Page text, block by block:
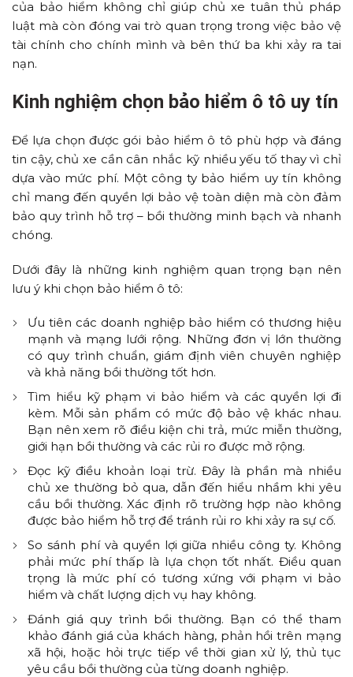
của bảo hiểm không chỉ giúp chủ xe tuân thủ pháp
luật mà còn đóng vai trò quan trọng trong việc bảo vệ
tài chính cho chính mình và bên thứ ba khi xảy ra tai
nạn.
Kinh nghiệm chọn bảo hiểm ô tô uy tín
Để lựa chọn được gói bảo hiểm ô tô phù hợp và đáng
tin cậy, chủ xe cần cân nhắc kỹ nhiều yếu tố thay vì chỉ
dựa vào mức phí. Một công ty bảo hiểm uy tín không
chỉ mang đến quyền lợi bảo vệ toàn diện mà còn đảm
bảo quy trình hỗ trợ – bồi thường minh bạch và nhanh
chóng.
Dưới đây là những kinh nghiệm quan trọng bạn nên
lưu ý khi chọn bảo hiểm ô tô:
Ưu tiên các doanh nghiệp bảo hiểm có thương hiệu
mạnh và mạng lưới rộng. Những đơn vị lớn thường
có quy trình chuẩn, giám định viên chuyên nghiệp
và khả năng bồi thường tốt hơn.
Tìm hiểu kỹ phạm vi bảo hiểm và các quyền lợi đi
kèm. Mỗi sản phẩm có mức độ bảo vệ khác nhau.
Bạn nên xem rõ điều kiện chi trả, mức miễn thường,
giới hạn bồi thường và các rủi ro được mở rộng.
Đọc kỹ điều khoản loại trừ. Đây là phần mà nhiều
chủ xe thường bỏ qua, dẫn đến hiểu nhầm khi yêu
cầu bồi thường. Xác định rõ trường hợp nào không
được bảo hiểm hỗ trợ để tránh rủi ro khi xảy ra sự cố.
So sánh phí và quyền lợi giữa nhiều công ty. Không
phải mức phí thấp là lựa chọn tốt nhất. Điều quan
trọng là mức phí có tương xứng với phạm vi bảo
hiểm và chất lượng dịch vụ hay không.
Đánh giá quy trình bồi thường. Bạn có thể tham
khảo đánh giá của khách hàng, phản hồi trên mạng
xã hội, hoặc hỏi trực tiếp về thời gian xử lý, thủ tục
yêu cầu bồi thường của từng doanh nghiệp.